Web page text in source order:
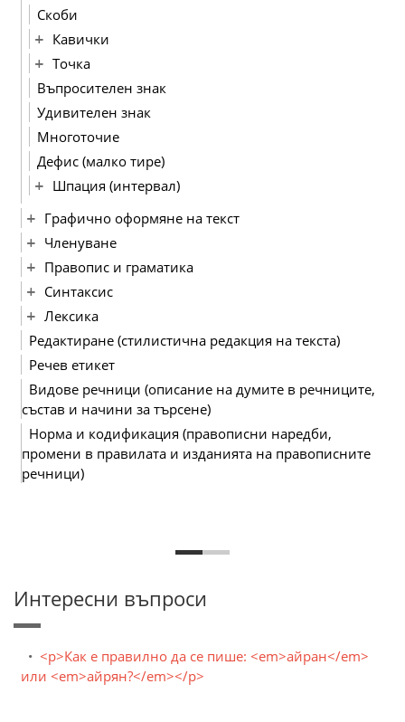
Скоби
Кавички
Точка
Въпросителен знак
Удивителен знак
Многоточие
Дефис (малко тире)
Шпация (интервал)
Графично оформяне на текст
Членуване
Правопис и граматика
Синтаксис
Лексика
Редактиране (стилистична редакция на текста)
Речев етикет
Видове речници (описание на думите в речниците,
състав и начини за търсене)
Норма и кодификация (правописни наредби,
промени в правилата и изданията на правописните
речници)
Интересни въпроси
<p>Как е правилно да се пише: <em>айран</em>
или <em>айрян?</em></p>